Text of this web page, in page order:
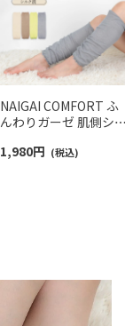
NAIGAI COMFORT ふ
んわりガーゼ 肌側シ
ームウォーマー 日本
1,980円 (税込)